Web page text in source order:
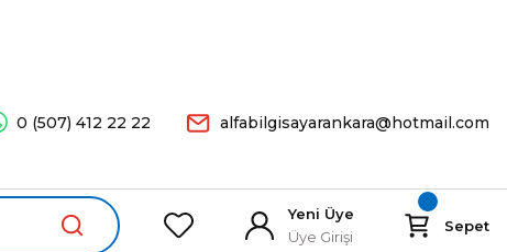
0 (507) 412 22 22 alfabilgisayarankara@hotmail.com
Yeni Üye
Üye Girişi
Sepet